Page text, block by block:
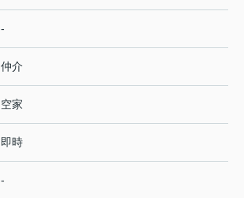
-
仲介
空家
即時
-